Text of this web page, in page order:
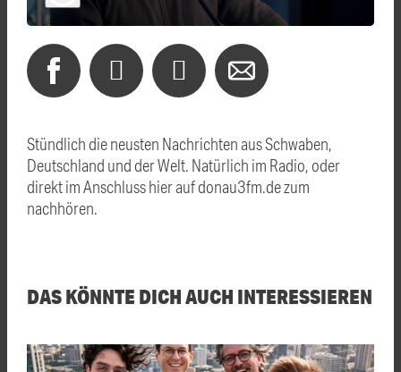
Stündlich die neusten Nachrichten aus Schwaben,
Deutschland und der Welt. Natürlich im Radio, oder
direkt im Anschluss hier auf donau3fm.de zum
nachhören.
DAS KÖNNTE DICH AUCH INTERESSIEREN